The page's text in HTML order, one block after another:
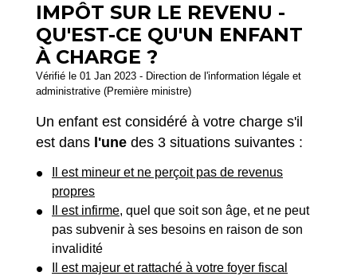
IMPÔT SUR LE REVENU -
QU'EST-CE QU'UN ENFANT
À CHARGE ?
Vérifié le 01 Jan 2023 - Direction de l'information légale et
administrative (Première ministre)
Un enfant est considéré à votre charge s'il
est dans l'une des 3 situations suivantes :
Il est mineur et ne perçoit pas de revenus
propres
Il est infirme, quel que soit son âge, et ne peut
pas subvenir à ses besoins en raison de son
invalidité
Il est majeur et rattaché à votre foyer fiscal